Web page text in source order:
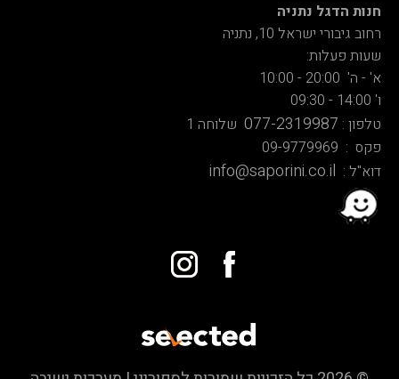
חנות הדגל נתניה
רחוב גיבורי ישראל 10, נתניה
שעות פעלות:
א' - ה' 20:00 - 10:00
ו' 14:00 - 09:30
טלפון : 077-2319987 שלוחה 1
פקס : 09-9779969
דוא"ל : info@saporini.co.il